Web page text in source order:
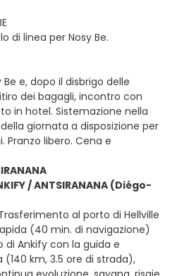
di linea per Nosy Be.
e, dopo il disbrigo delle
dei bagagli, incontro con
in hotel. Sistemazione nella
giornata a disposizione per
Pranzo libero. Cena e
/ ANTSIRANANA (Diégo-
al porto di Hellville
(40 min. di navigazione)
di Ankify con la guida e
(140 km, 3.5 ore di strada),